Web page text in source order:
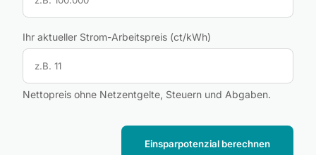
Ihr aktueller Strom-Arbeitspreis (ct/kWh)
Nettopreis ohne Netzentgelte, Steuern und Abgaben.
Einsparpotenzial berechnen